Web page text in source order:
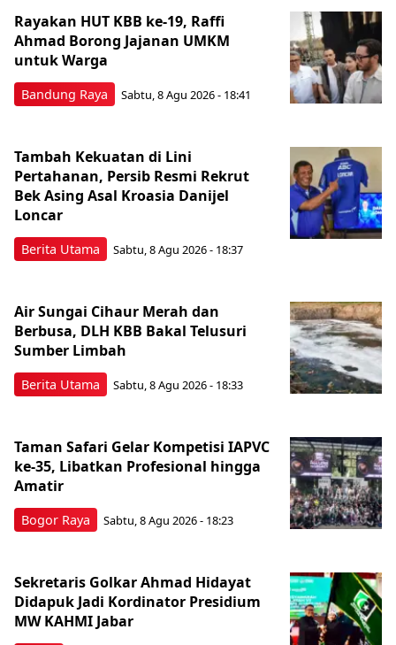
Bandung Raya
Rayakan HUT KBB ke-19, Raffi
Ahmad Borong Jajanan UMKM
untuk Warga
Sabtu, 8 Agu 2026 - 18:41
Berita Utama
Tambah Kekuatan di Lini
Pertahanan, Persib Resmi Rekrut
Bek Asing Asal Kroasia Danijel
Loncar
Sabtu, 8 Agu 2026 - 18:37
Berita Utama
Air Sungai Cihaur Merah dan
Berbusa, DLH KBB Bakal Telusuri
Sumber Limbah
Sabtu, 8 Agu 2026 - 18:33
Bogor Raya
Taman Safari Gelar Kompetisi IAPVC
ke-35, Libatkan Profesional hingga
Amatir
Sabtu, 8 Agu 2026 - 18:23
Sekretaris Golkar Ahmad Hidayat
Didapuk Jadi Kordinator Presidium
MW KAHMI Jabar